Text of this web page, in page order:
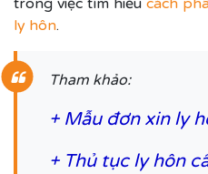
trong việc tìm hiểu cách
ly hôn.
Tham khảo:
+ Mẫu đơn xin ly
+ Thủ tục ly hôn